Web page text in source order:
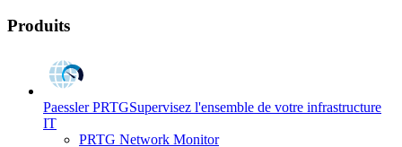
Produits
Paessler PRTGSupervisez l'ensemble de votre infrastructure
IT
PRTG Network Monitor